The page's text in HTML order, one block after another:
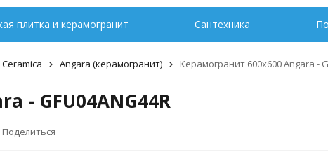
плитка и керамогранит Сантехника
Angara (керамогранит) Керамогранит 600x600 Angara -
- GFU04ANG44R
Поделиться